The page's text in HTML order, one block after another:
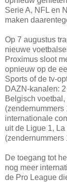
Serie A, NFL en
maken
Op 7 augustus
nieuwe
Proximus sloot
opnieuw op de
Sports of de tv-
DAZN-kanalen:
Belgisch
(zendernummers
internationale
uit de Ligue 1,
(zendernummers
De toegang tot
nog meer
de Pro League